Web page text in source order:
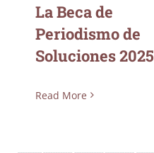
La Beca de
Periodismo de
Soluciones 2025
Read More